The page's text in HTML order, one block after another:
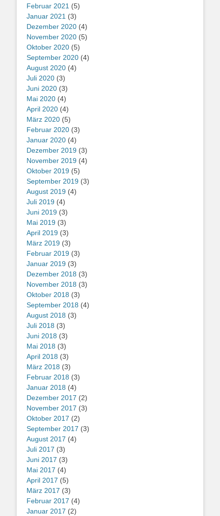
Februar 2021 (5)
Januar 2021 (3)
Dezember 2020 (4)
November 2020 (5)
Oktober 2020 (5)
September 2020 (4)
August 2020 (4)
Juli 2020 (3)
Juni 2020 (3)
Mai 2020 (4)
April 2020 (4)
März 2020 (5)
Februar 2020 (3)
Januar 2020 (4)
Dezember 2019 (3)
November 2019 (4)
Oktober 2019 (5)
September 2019 (3)
August 2019 (4)
Juli 2019 (4)
Juni 2019 (3)
Mai 2019 (3)
April 2019 (3)
März 2019 (3)
Februar 2019 (3)
Januar 2019 (3)
Dezember 2018 (3)
November 2018 (3)
Oktober 2018 (3)
September 2018 (4)
August 2018 (3)
Juli 2018 (3)
Juni 2018 (3)
Mai 2018 (3)
April 2018 (3)
März 2018 (3)
Februar 2018 (3)
Januar 2018 (4)
Dezember 2017 (2)
November 2017 (3)
Oktober 2017 (2)
September 2017 (3)
August 2017 (4)
Juli 2017 (3)
Juni 2017 (3)
Mai 2017 (4)
April 2017 (5)
März 2017 (3)
Februar 2017 (4)
Januar 2017 (2)